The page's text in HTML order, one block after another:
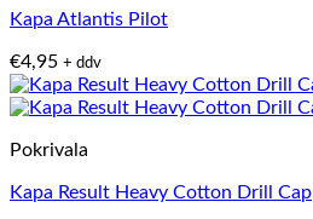
Kapa Atlantis Pilot
€4,95 + ddv
Pokrivala
Kapa Result Heavy Cotton Drill Cap